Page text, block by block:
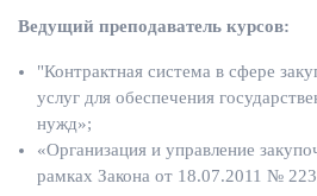
Ведущий преподаватель курсов:
"Контрактная система в сфере
услуг для обеспечения
нужд»;
«Организация и управление
рамках Закона от 18.07.2011 №